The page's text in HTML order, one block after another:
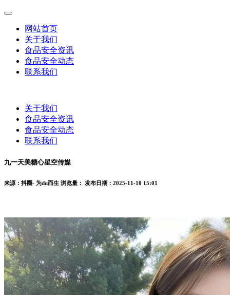
网站首页
关于我们
食品安全资讯
食品安全动态
联系我们
关于我们
食品安全资讯
食品安全动态
联系我们
九一天美糖心星空传媒
来源：抖圈- 为du而生 浏览量： 发布日期：2025-11-10 15:01